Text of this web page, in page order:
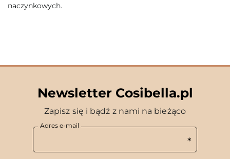
naczynkowych.
Newsletter Cosibella.pl
Zapisz się i bądź z nami na bieżąco
Adres e-mail